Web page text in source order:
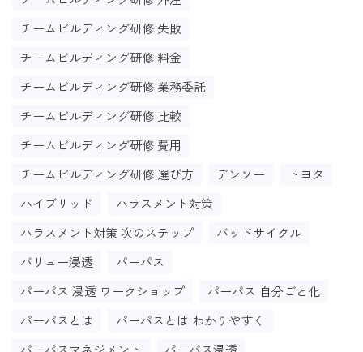
チームビルディング研修 失敗
チームビルディング研修 料金
チームビルディング研修 業務委託
チームビルディング研修 比較
チームビルディング研修 費用
チームビルディング研修 選び方
デンソー
トヨタ
ハイブリッド
ハラスメント対策
ハラスメント対策 次のステップ
バッドサイクル
バリュー浸透
パーパス
パーパス 浸透 ワークショップ
パーパス 自分ごと化
パーパスとは
パーパスとは わかりやすく